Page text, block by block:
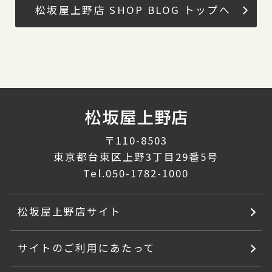
松坂屋上野店 SHOP BLOG トップへ
〒110-8503
東京都台東区上野3丁目29番5号
Tel.050-1782-1000
松坂屋上野店サイト
サイトのご利用にあたって